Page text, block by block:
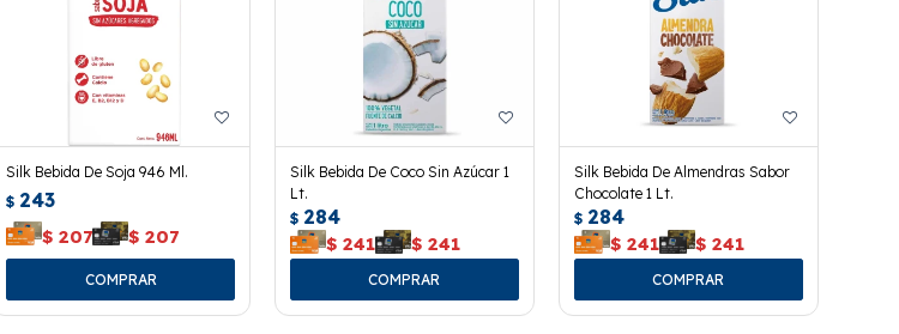
Silk Bebida De Soja 946 Ml.
$ 243
$ 207 $ 207
Silk Bebida De Coco Sin Azúcar 1
Lt.
$ 284
$ 241 $ 241
Silk Bebida De Almendras Sabor
Chocolate 1 Lt.
$ 284
$ 241 $ 241